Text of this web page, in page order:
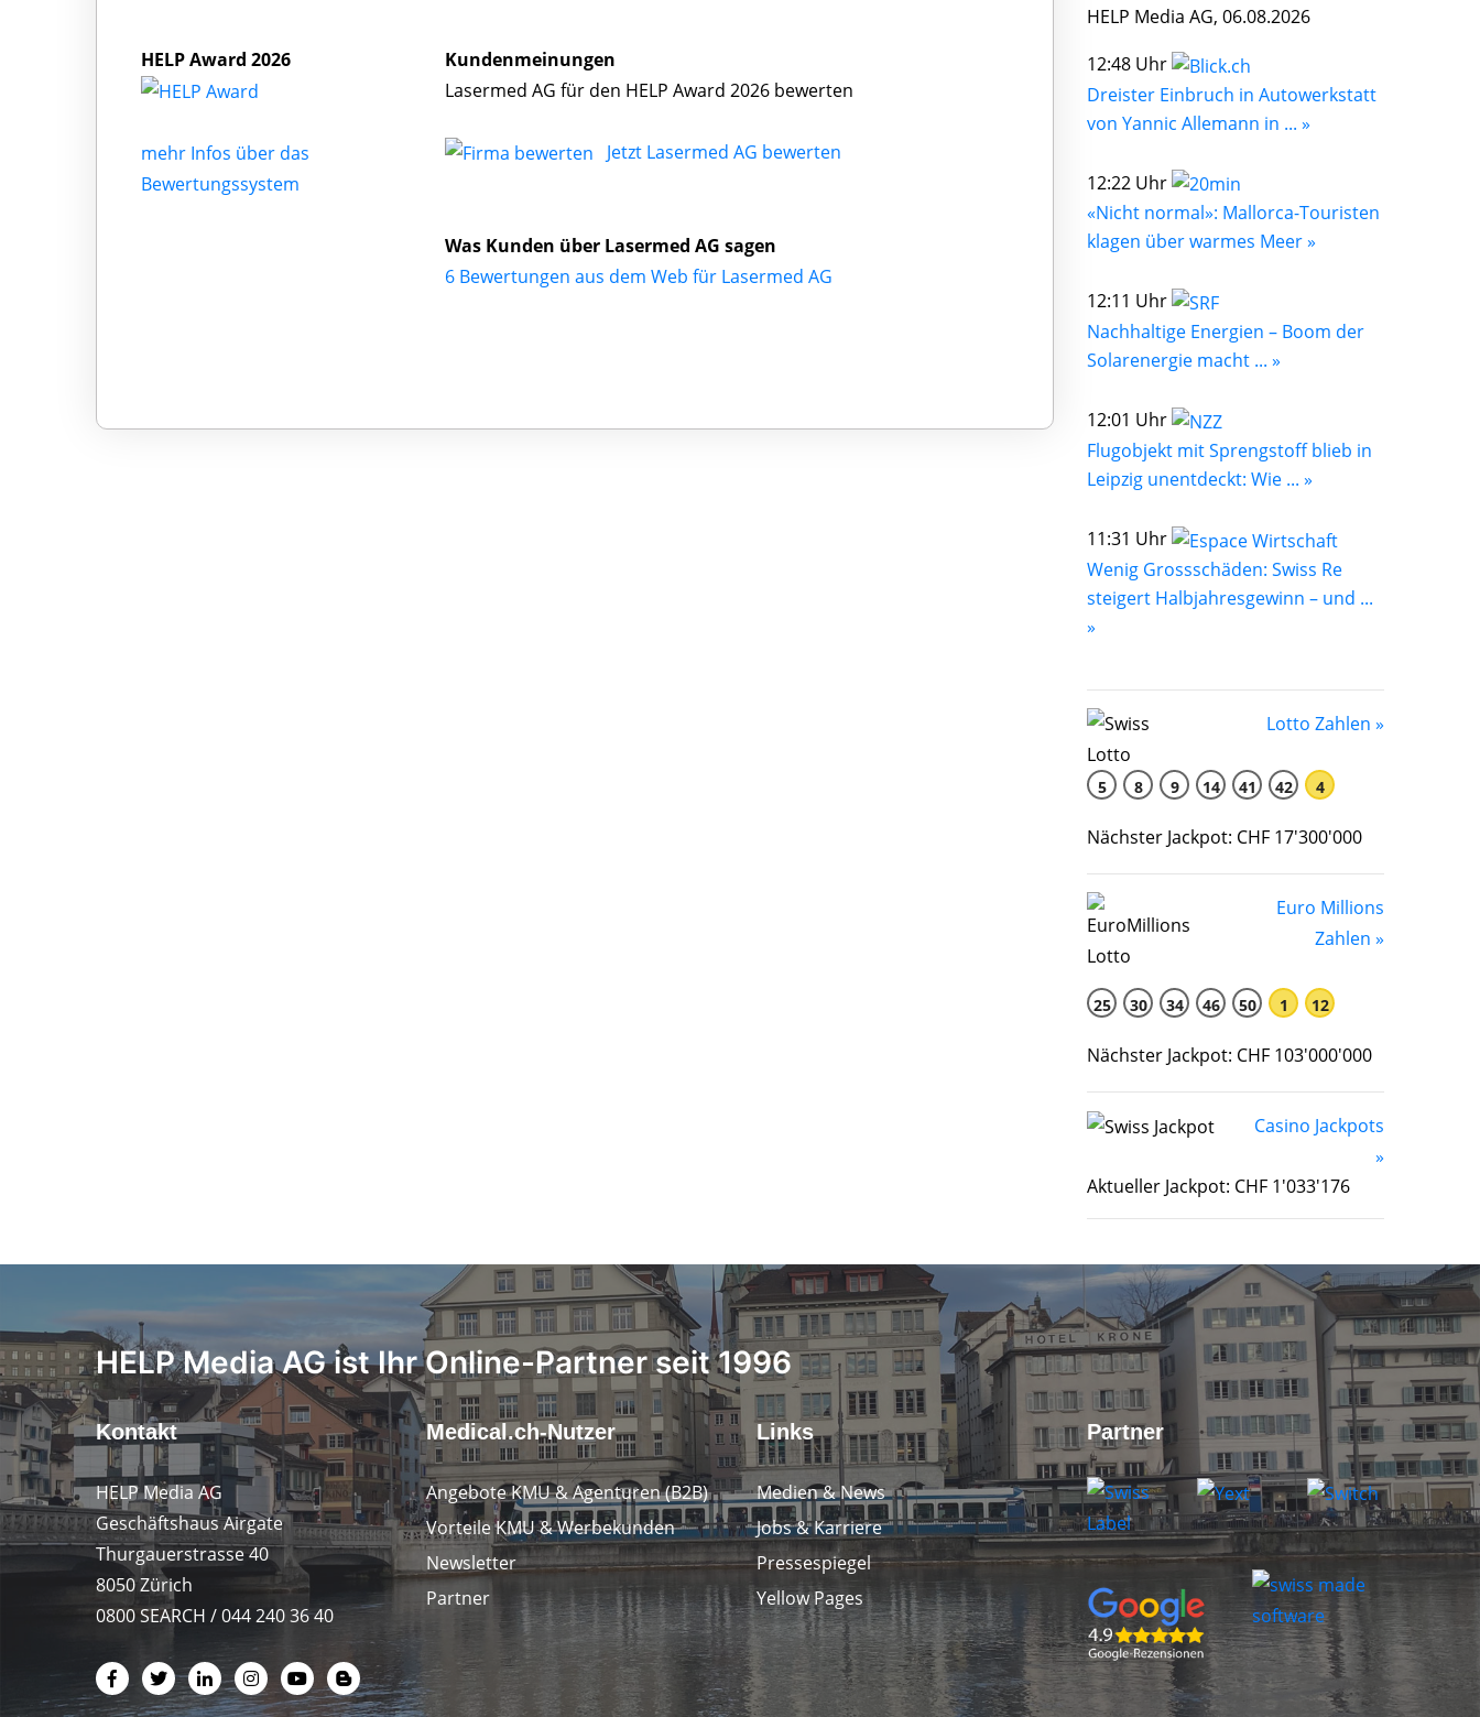
HELP Award 2026
mehr Infos über das
Bewertungssystem
Kundenmeinungen
Lasermed AG für den HELP Award 2026 bewerten
Jetzt Lasermed AG bewerten
Was Kunden über Lasermed AG sagen
6 Bewertungen aus dem Web für Lasermed AG
HELP Media AG, 06.08.2026
12:48 Uhr
Dreister Einbruch in Autowerkstatt
von Yannic Allemann in ... »
12:22 Uhr
«Nicht normal»: Mallorca-Touristen
klagen über warmes Meer »
12:11 Uhr
Nachhaltige Energien – Boom der
Solarenergie macht ... »
12:01 Uhr
Flugobjekt mit Sprengstoff blieb in
Leipzig unentdeckt: Wie ... »
11:31 Uhr
Wenig Grossschäden: Swiss Re
steigert Halbjahresgewinn – und ...
»
Lotto Zahlen »
5 8 9 14 41 42 4
Nächster Jackpot: CHF 17'300'000
Euro Millions
Zahlen »
25 30 34 46 50 1 12
Nächster Jackpot: CHF 103'000'000
Casino Jackpots
»
Aktueller Jackpot: CHF 1'033'176
HELP Media AG ist Ihr Online-Partner seit 1996
Kontakt
HELP Media AG
Geschäftshaus Airgate
Thurgauerstrasse 40
8050 Zürich
0800 SEARCH / 044 240 36 40
Medical.ch-Nutzer
Angebote KMU & Agenturen (B2B)
Vorteile KMU & Werbekunden
Newsletter
Partner
Links
Medien & News
Jobs & Karriere
Pressespiegel
Yellow Pages
Partner